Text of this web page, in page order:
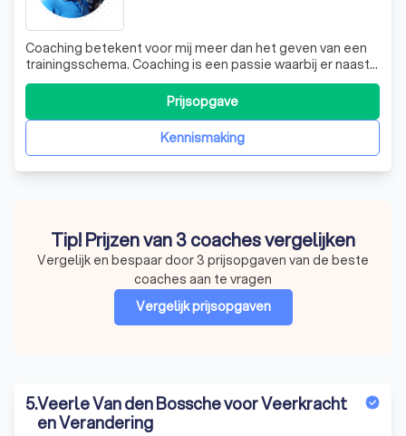
Coaching betekent voor mij meer dan het geven van een
trainingsschema. Coaching is een passie waarbij er naast
aandacht voor het fysieke ook ruimte is voor voeding,
mentale- en andere aspecten die een invloed hebben op
de sportprestatie. Vanuit mijn visie is coaching dan ook
het bieden van een optimKennismaking
Prijsopgave
Tip! Prijzen van 3 coaches vergelijken
Vergelijk en bespaar door 3 prijsopgaven van de beste
coaches aan te vragen
Vergelijk prijsopgaven
5.Veerle Van den Bossche voor Veerkracht
en Verandering